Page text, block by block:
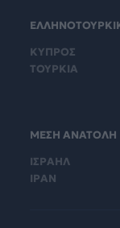
ΚΥΠΡΟΣ
ΤΟΥΡΚΙΑ
ΜΕΣΗ ΑΝΑΤΟΛΗ
ΙΣΡΑΗΛ
ΙΡΑΝ